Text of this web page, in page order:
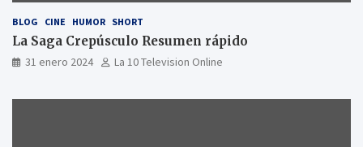
BLOG CINE HUMOR SHORT
La Saga Crepúsculo Resumen rápido
31 enero 2024 La 10 Television Online